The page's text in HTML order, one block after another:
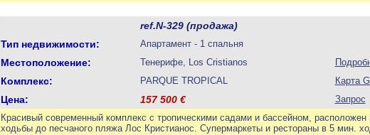
ref.N-329 (продажа)
Тип недвижимости:
Апартамент - 1 спальня
Местоположение: Тенерифе, Los Cristianos
Комплекс: PARQUE TROPICAL Карта
Цена: 157 500€
Запрос
Красивый современный комплекс с тропическими садами и бассейном,
ходьбы до песчаного пляжа Лос Кристианос. Супермаркеты и рестораны в 5 мин.